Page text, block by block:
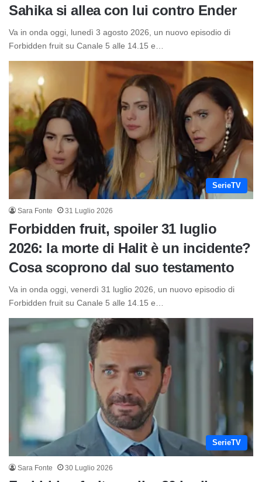
Sahika si allea con lui contro Ender
Va in onda oggi, lunedì 3 agosto 2026, un nuovo episodio di
Forbidden fruit su Canale 5 alle 14.15 e…
SerieTV
Sara Fonte 31 Luglio 2026
Forbidden fruit, spoiler 31 luglio
2026: la morte di Halit è un incidente?
Cosa scoprono dal suo testamento
Va in onda oggi, venerdì 31 luglio 2026, un nuovo episodio di
Forbidden fruit su Canale 5 alle 14.15 e…
SerieTV
Sara Fonte 30 Luglio 2026